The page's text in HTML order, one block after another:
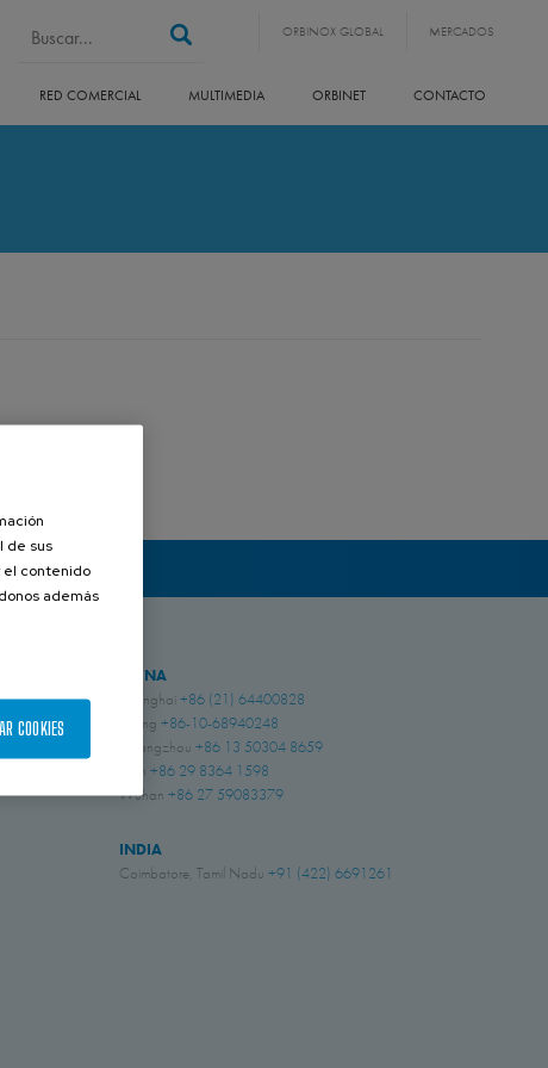
MERCADOS
ORBINOX GLOBAL
Search form
Buscar
RED COMERCIAL MULTIMEDIA ORBINET CONTACTO
CHINA
Shanghai +86 (21) 64400828
Beijing +86-10-68940248
Guangzhou +86 13 50304 8659
Xi'an +86 29 8364 1598
Wuhan +86 27 59083379
INDIA
Coimbatore, Tamil Nadu +91 (422) 6691261
de sus
el contenido
además
COOKIES